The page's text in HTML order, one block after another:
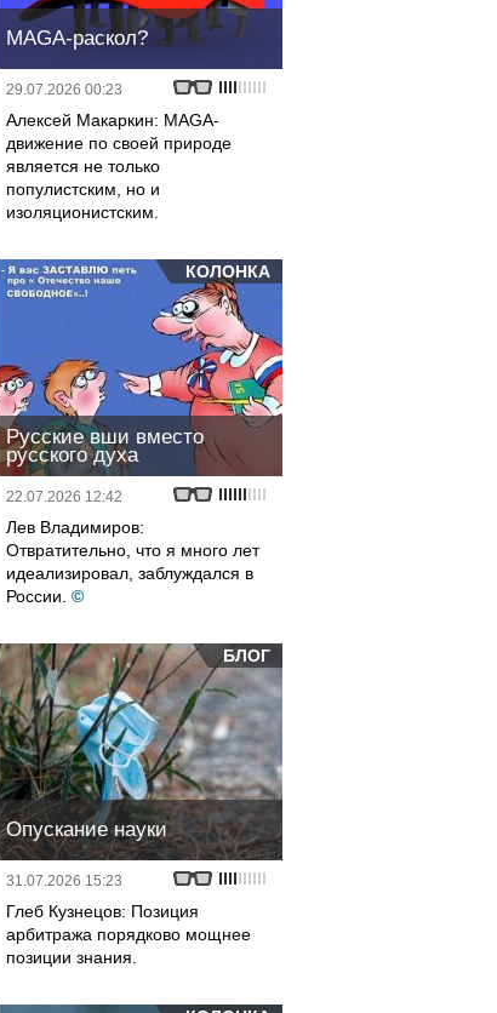
MAGA-раскол?
29.07.2026 00:23
Алексей Макаркин: MAGA-
движение по своей природе
является не только
популистским, но и
изоляционистским.
КОЛОНКА
Русские вши вместо
русского духа
22.07.2026 12:42
Лев Владимиров:
Отвратительно, что я много лет
идеализировал, заблуждался в
России. ©
БЛОГ
Опускание науки
31.07.2026 15:23
Глеб Кузнецов: Позиция
арбитража порядково мощнее
позиции знания.